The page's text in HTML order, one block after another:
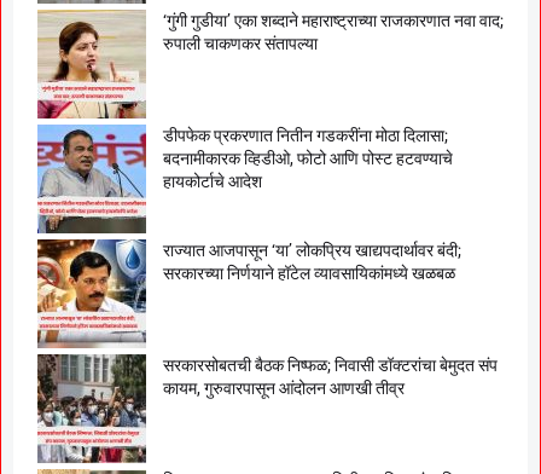
‘गुंगी गुडीया’ एका शब्दाने महाराष्ट्राच्या राजकारणात नवा वाद;
रुपाली चाकणकर संतापल्या
डीपफेक प्रकरणात नितीन गडकरींना मोठा दिलासा;
बदनामीकारक व्हिडीओ, फोटो आणि पोस्ट हटवण्याचे
हायकोर्टाचे आदेश
राज्यात आजपासून ‘या’ लोकप्रिय खाद्यपदार्थावर बंदी;
सरकारच्या निर्णयाने हॉटेल व्यावसायिकांमध्ये खळबळ
सरकारसोबतची बैठक निष्फळ; निवासी डॉक्टरांचा बेमुदत संप
कायम, गुरुवारपासून आंदोलन आणखी तीव्र